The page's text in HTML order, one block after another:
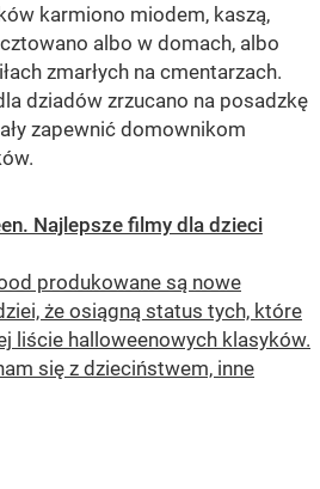
karmiono miodem, kaszą,
albo w domach, albo
zmarłych na cmentarzach.
dziadów zrzucano na posadzkę
zapewnić domownikom
Najlepsze filmy dla dzieci
produkowane są nowe
że osiągną status tych, które
liście halloweenowych klasyków.
się z dzieciństwem, inne